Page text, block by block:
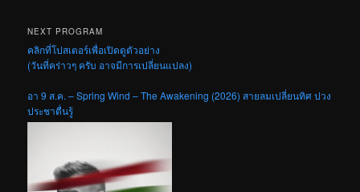
NEXT PROGRAM
คลิกที่โปสเตอร์เพื่อเปิดดูตัวอย่าง
(วันที่คร่าวๆ ครับ อาจมีการเปลี่ยนแปลง)
อา 9 ส.ค. – Spring Wind – The Awakening (2026) สายลมเปลี่ยนทิศ ปวง
ประชาตื่นรู้